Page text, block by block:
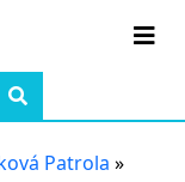
Patrola »